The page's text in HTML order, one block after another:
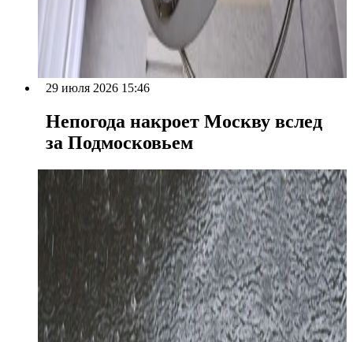
29 июля 2026 15:46
Непогода накроет Москву вслед
за Подмосковьем